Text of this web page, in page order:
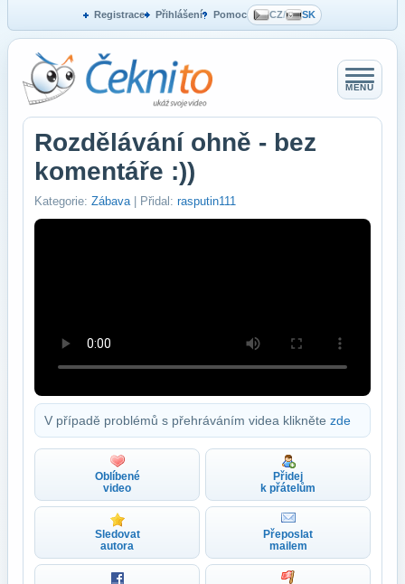
Registrace Přihlášení Pomoc CZ/ SK
MENU
Rozdělávání ohně - bez
komentáře :))
Kategorie: Zábava | Přidal: rasputin111
V případě problémů s přehráváním videa klikněte zde
Oblíbené
video
Přidej
k přátelům
Sledovat
autora
Přeposlat
mailem